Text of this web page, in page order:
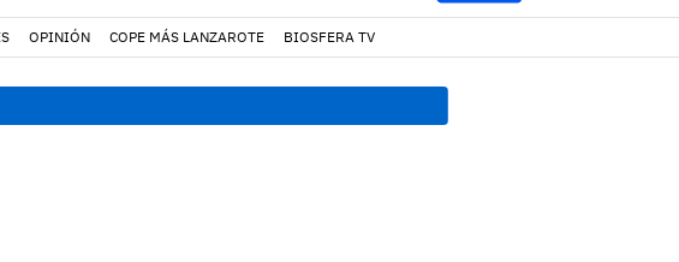
OPINIÓN COPE MÁS LANZAROTE BIOSFERA TV